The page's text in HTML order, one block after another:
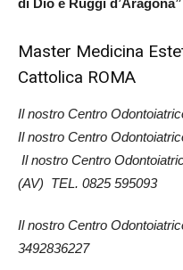
di Dio e Ruggi
Master Medicina
Cattolica ROMA
Il nostro Centro
Il nostro Centro
Il nostro Centro
(AV) TEL. 0825 595093
Il nostro Centro
3492836227